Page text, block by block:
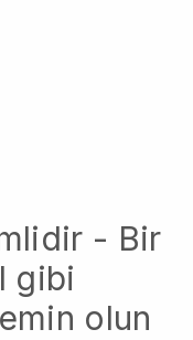
- Bir
gibi
olun